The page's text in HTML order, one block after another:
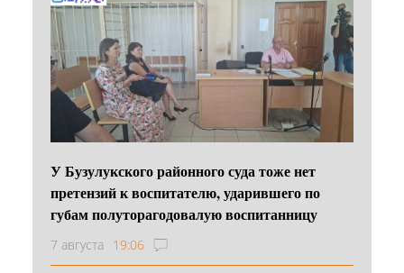
У Бузулукского районного суда тоже нет
претензий к воспитателю, ударившего по
губам полуторагодовалую воспитанницу
7 августа 19:06